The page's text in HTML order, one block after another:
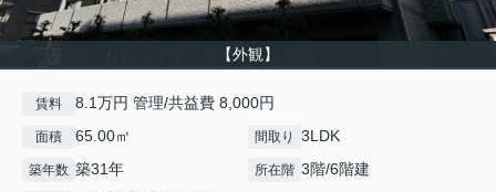
【外観】
賃料 8.1万円 管理/共益費 8,000円
面積 65.00㎡ 間取り 3LDK
築年数 築31年 所在階 3階/6階建